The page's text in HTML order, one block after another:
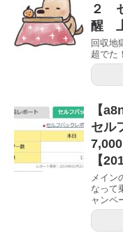
２
醒
回収地
超でた
【
セル
【
メイン
なって
ャンペ